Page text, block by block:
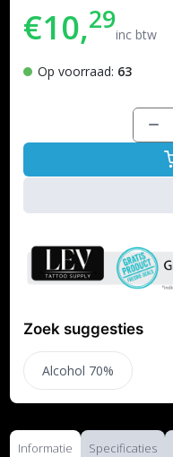
€10,29inc btw
Op voorraad: 63
Zoek suggesties
Alcohol 70%
Informatie Specificaties